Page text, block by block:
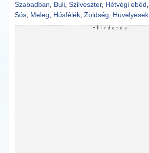
Szabadban
Buli ,Szilveszter, Hétvégi ebéd
Sós Meleg Húsfélék ,Zöldség Hüvelyesek